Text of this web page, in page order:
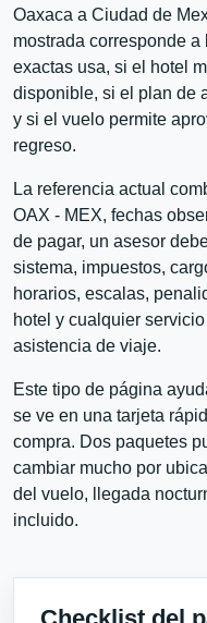
Oaxaca a Ciudad de
mostrada corresponde
exactas usa, si el hotel
disponible, si el plan de
y si el vuelo permite
regreso.
La referencia actual
OAX - MEX, fechas
de pagar, un asesor
sistema, impuestos,
horarios, escalas,
hotel y cualquier
asistencia de viaje.
Este tipo de página
se ve en una tarjeta
compra. Dos paquetes
cambiar mucho por
del vuelo, llegada
incluido.